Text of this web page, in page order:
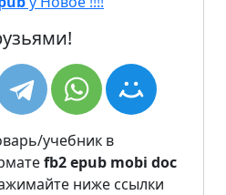
учебник в
fb2epub mobi doc
ниже ссылки